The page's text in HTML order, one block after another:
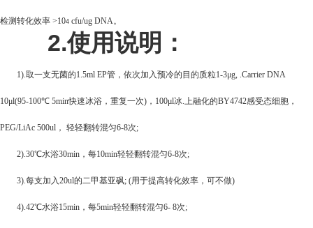
检测转化效率 >104 cfu/ug DNA。
2.使用说明：
1).取一支无菌的1.5ml EP管，依次加入预冷的目的质粒1-3μg, .Carrier DNA
10μl(95-100℃ 5min快速冰浴，重复一次)，100μl冰.上融化的BY4742感受态细胞，
PEG/LiAc 500ul， 轻轻翻转混匀6-8次;
2).30℃水浴30min，每10min轻轻翻转混匀6-8次;
3).每支加入20ul的二甲基亚砜; (用于提高转化效率，可不做)
4).42℃水浴15min，每5min轻轻翻转混匀6- 8次;